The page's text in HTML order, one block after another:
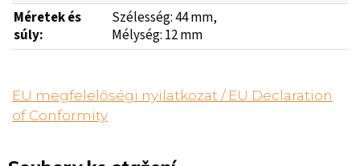
Méretekés
súly:
Szélesség: 44 mm,
Mélység: 12 mm
EU megfelelőségi nyilatkozat / EU Declaration
of Conformity